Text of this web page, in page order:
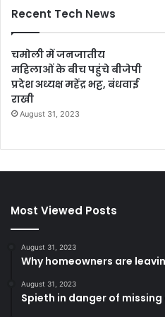
Recent Tech News
चमोली में जनजातीय
महिलाओं के बीच पहुंचे बीजेपी
प्रदेश अध्यक्ष महेंद्र भट्ट, बंधवाई
राखी
August 31, 2023
Most Viewed Posts
August 31, 2023
Why homeowners are
August 31, 2023
Spieth in danger of